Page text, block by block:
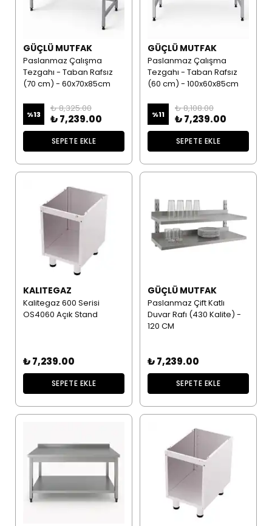
GÜÇLÜ MUTFAK
Paslanmaz Çalışma
Tezgahı - Taban Rafsız
(70 cm) - 60x70x85cm
%13
₺ 8,325.00
₺ 7,239.00
SEPETE EKLE
GÜÇLÜ MUTFAK
Paslanmaz Çalışma
Tezgahı - Taban Rafsız
(60 cm) - 100x60x85cm
%11
₺ 8,108.00
₺ 7,239.00
SEPETE EKLE
KALITEGAZ
Kalitegaz 600 Serisi
OS4060 Açık Stand
₺ 7,239.00
SEPETE EKLE
GÜÇLÜ MUTFAK
Paslanmaz Çift Katlı
Duvar Rafı (430 Kalite) -
120 CM
₺ 7,239.00
SEPETE EKLE